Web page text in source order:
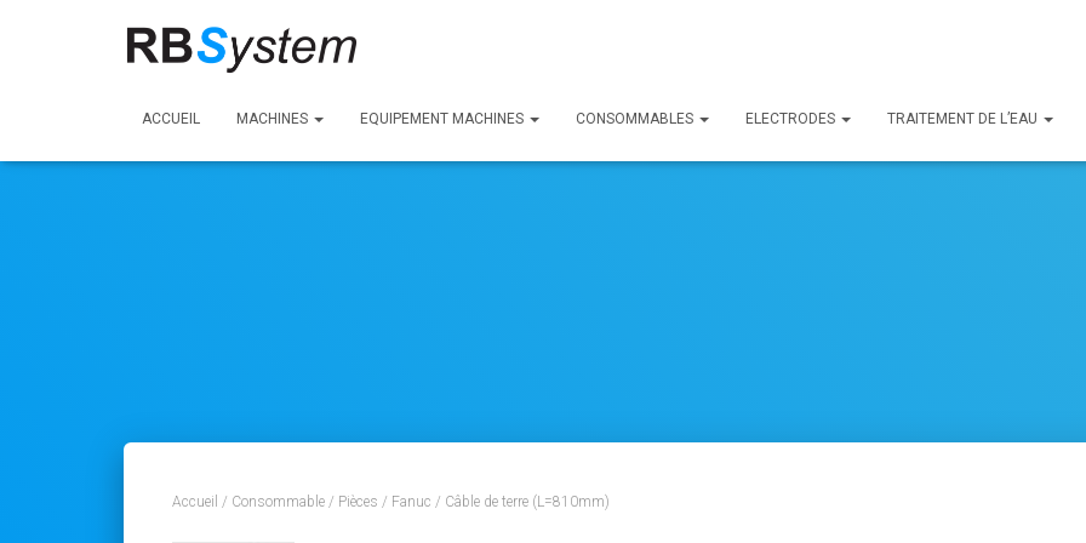
ACCUEIL MACHINES EQUIPEMENT MACHINES CONSOMMABLES ELECTRODES TRAITEMENT DE L’EAU
Accueil / Consommable / Pièces / Fanuc / Câble de terre (L=810mm)